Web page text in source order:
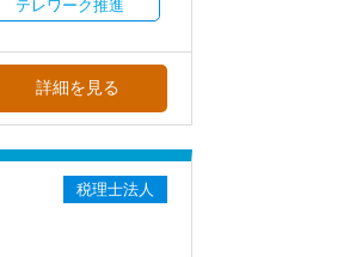
テレワーク推進
詳細を見る
税理士法人